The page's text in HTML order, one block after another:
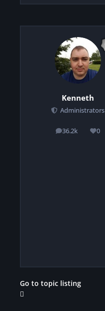
Kenneth
Administrators
36.2k
posts 0
Go to topic listing